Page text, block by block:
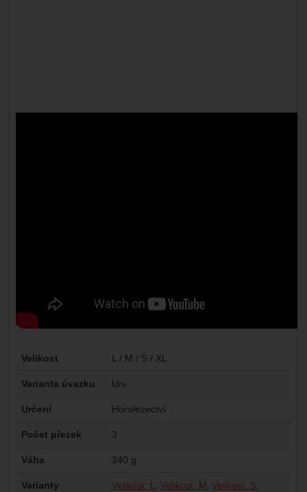
Parametry
Velikost L / M / S / XL
Varianta úvazku Uni
Určení Horolezectví
Počet přezek 3
Váha 340 g
Varianty Velikost: L Velikost: M Velikost: S